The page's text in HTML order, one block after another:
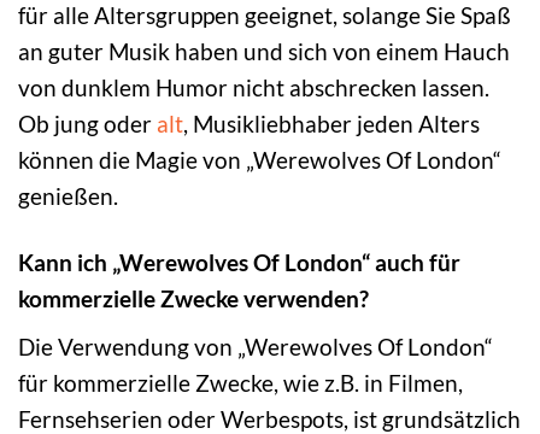
für alle Altersgruppen geeignet, solange Sie Spaß
an guter Musik haben und sich von einem Hauch
von dunklem Humor nicht abschrecken lassen.
Ob jung oder alt, Musikliebhaber jeden Alters
können die Magie von „Werewolves Of London“
genießen.
Kann ich „Werewolves Of London“ auch für
kommerzielle Zwecke verwenden?
Die Verwendung von „Werewolves Of London“
für kommerzielle Zwecke, wie z.B. in Filmen,
Fernsehserien oder Werbespots, ist grundsätzlich